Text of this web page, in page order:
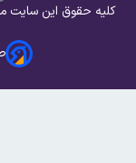
کلیه حقوق این سایت